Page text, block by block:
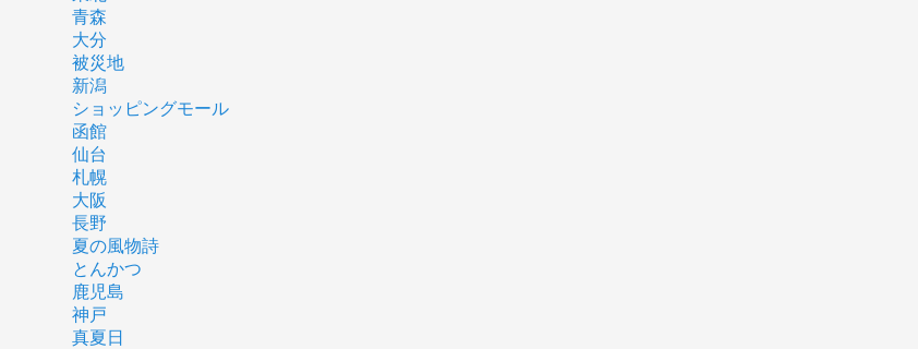
青森
大分
被災地
新潟
ショッピングモール
函館
仙台
札幌
大阪
長野
夏の風物詩
とんかつ
鹿児島
神戸
真夏日